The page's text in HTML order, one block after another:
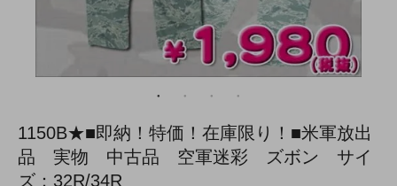
1150B★■即納！特価！在庫限り！■米軍放出
品 実物 中古品 空軍迷彩 ズボン サイ
ズ：32R/34R